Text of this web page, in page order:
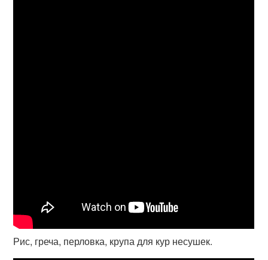
Рис, греча, перловка, крупа для кур несушек.